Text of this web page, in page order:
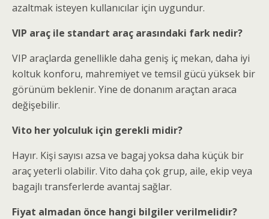
azaltmak isteyen kullanıcılar için uygundur.
VIP araç ile standart araç arasındaki fark nedir?
VIP araçlarda genellikle daha geniş iç mekan, daha iyi
koltuk konforu, mahremiyet ve temsil gücü yüksek bir
görünüm beklenir. Yine de donanım araçtan araca
değişebilir.
Vito her yolculuk için gerekli midir?
Hayır. Kişi sayısı azsa ve bagaj yoksa daha küçük bir
araç yeterli olabilir. Vito daha çok grup, aile, ekip veya
bagajlı transferlerde avantaj sağlar.
Fiyat almadan önce hangi bilgiler verilmelidir?